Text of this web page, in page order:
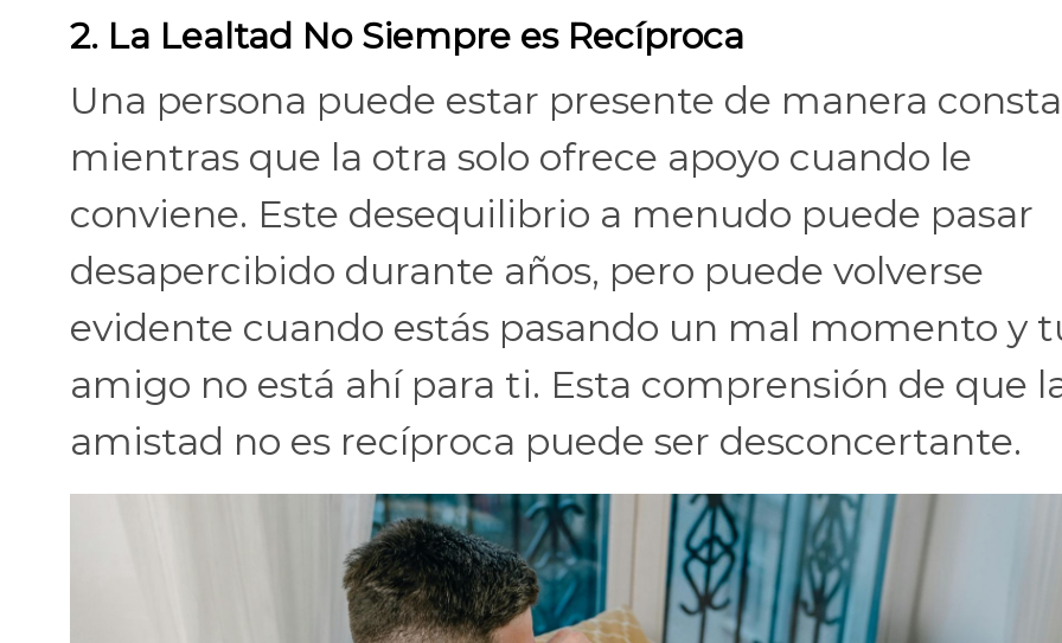
2. La Lealtad No Siempre es Recíproca
Una persona puede estar presente de manera
mientras que la otra solo ofrece apoyo cuando le
conviene. Este desequilibrio a menudo puede pasar
desapercibido durante años, pero puede volverse
evidente cuando estás pasando un mal momento y
amigo no está ahí para ti. Esta comprensión de que
amistad no es recíproca puede ser desconcertante.